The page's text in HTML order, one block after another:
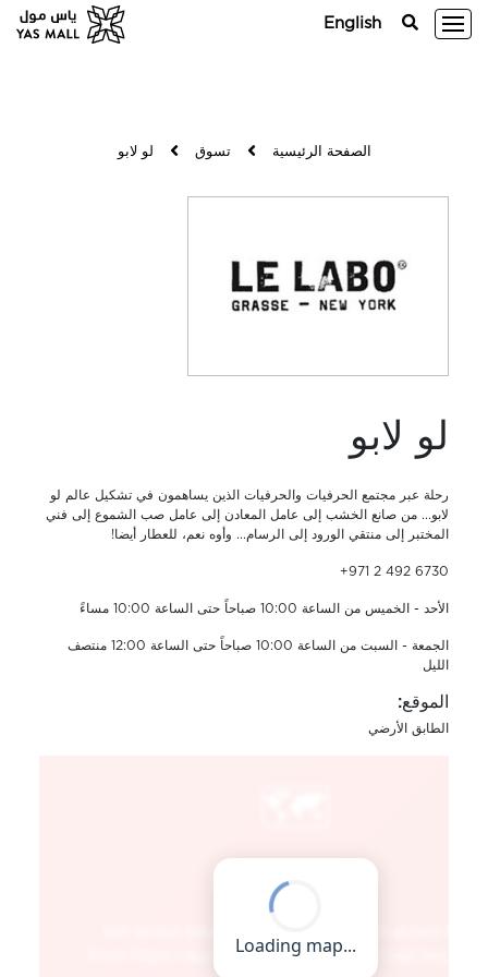
English
الصفحة الرئيسية تسوق لو لابو
لو لابو
رحلة عبر مجتمع الحرفيات والحرفيات الذين يساهمون في تشكيل عالم لو
لابو... من صانع الخشب إلى عامل المعادن إلى عامل صب الشموع إلى فني
المختبر إلى منتقي الورود إلى الرسام... وأوه نعم، للعطار أيضا!
+971 2 492 6730
الأحد - الخميس من الساعة 10:00 صباحاً حتى الساعة 10:00 مساءً
الجمعة - السبت من الساعة 10:00 صباحاً حتى الساعة 12:00 منتصف
الليل
الموقع:
الطابق الأرضي